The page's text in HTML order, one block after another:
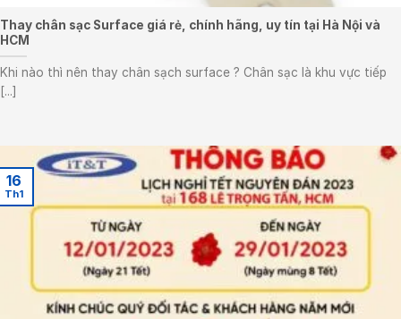
Thay chân sạc Surface giá rẻ, chính hãng, uy tín tại Hà Nội và
HCM
Khi nào thì nên thay chân sạch surface ? Chân sạc là khu vực tiếp
[...]
16
Th1